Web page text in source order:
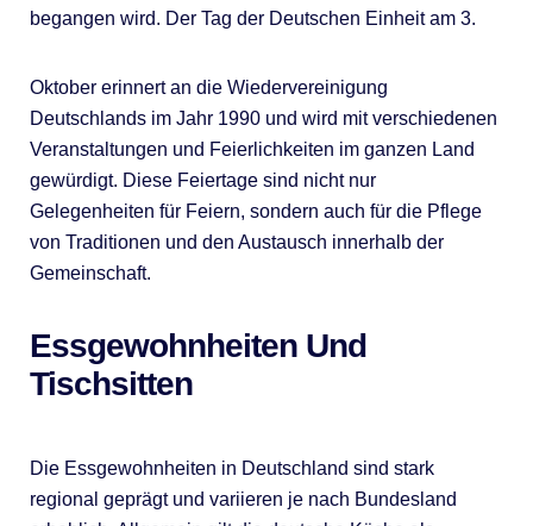
begangen wird. Der Tag der Deutschen Einheit am 3.
Oktober erinnert an die Wiedervereinigung
Deutschlands im Jahr 1990 und wird mit verschiedenen
Veranstaltungen und Feierlichkeiten im ganzen Land
gewürdigt. Diese Feiertage sind nicht nur
Gelegenheiten für Feiern, sondern auch für die Pflege
von Traditionen und den Austausch innerhalb der
Gemeinschaft.
Essgewohnheiten Und
Tischsitten
Die Essgewohnheiten in Deutschland sind stark
regional geprägt und variieren je nach Bundesland